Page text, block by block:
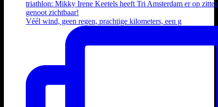
Véél wind, geen regen, prachtige kilometers, een g